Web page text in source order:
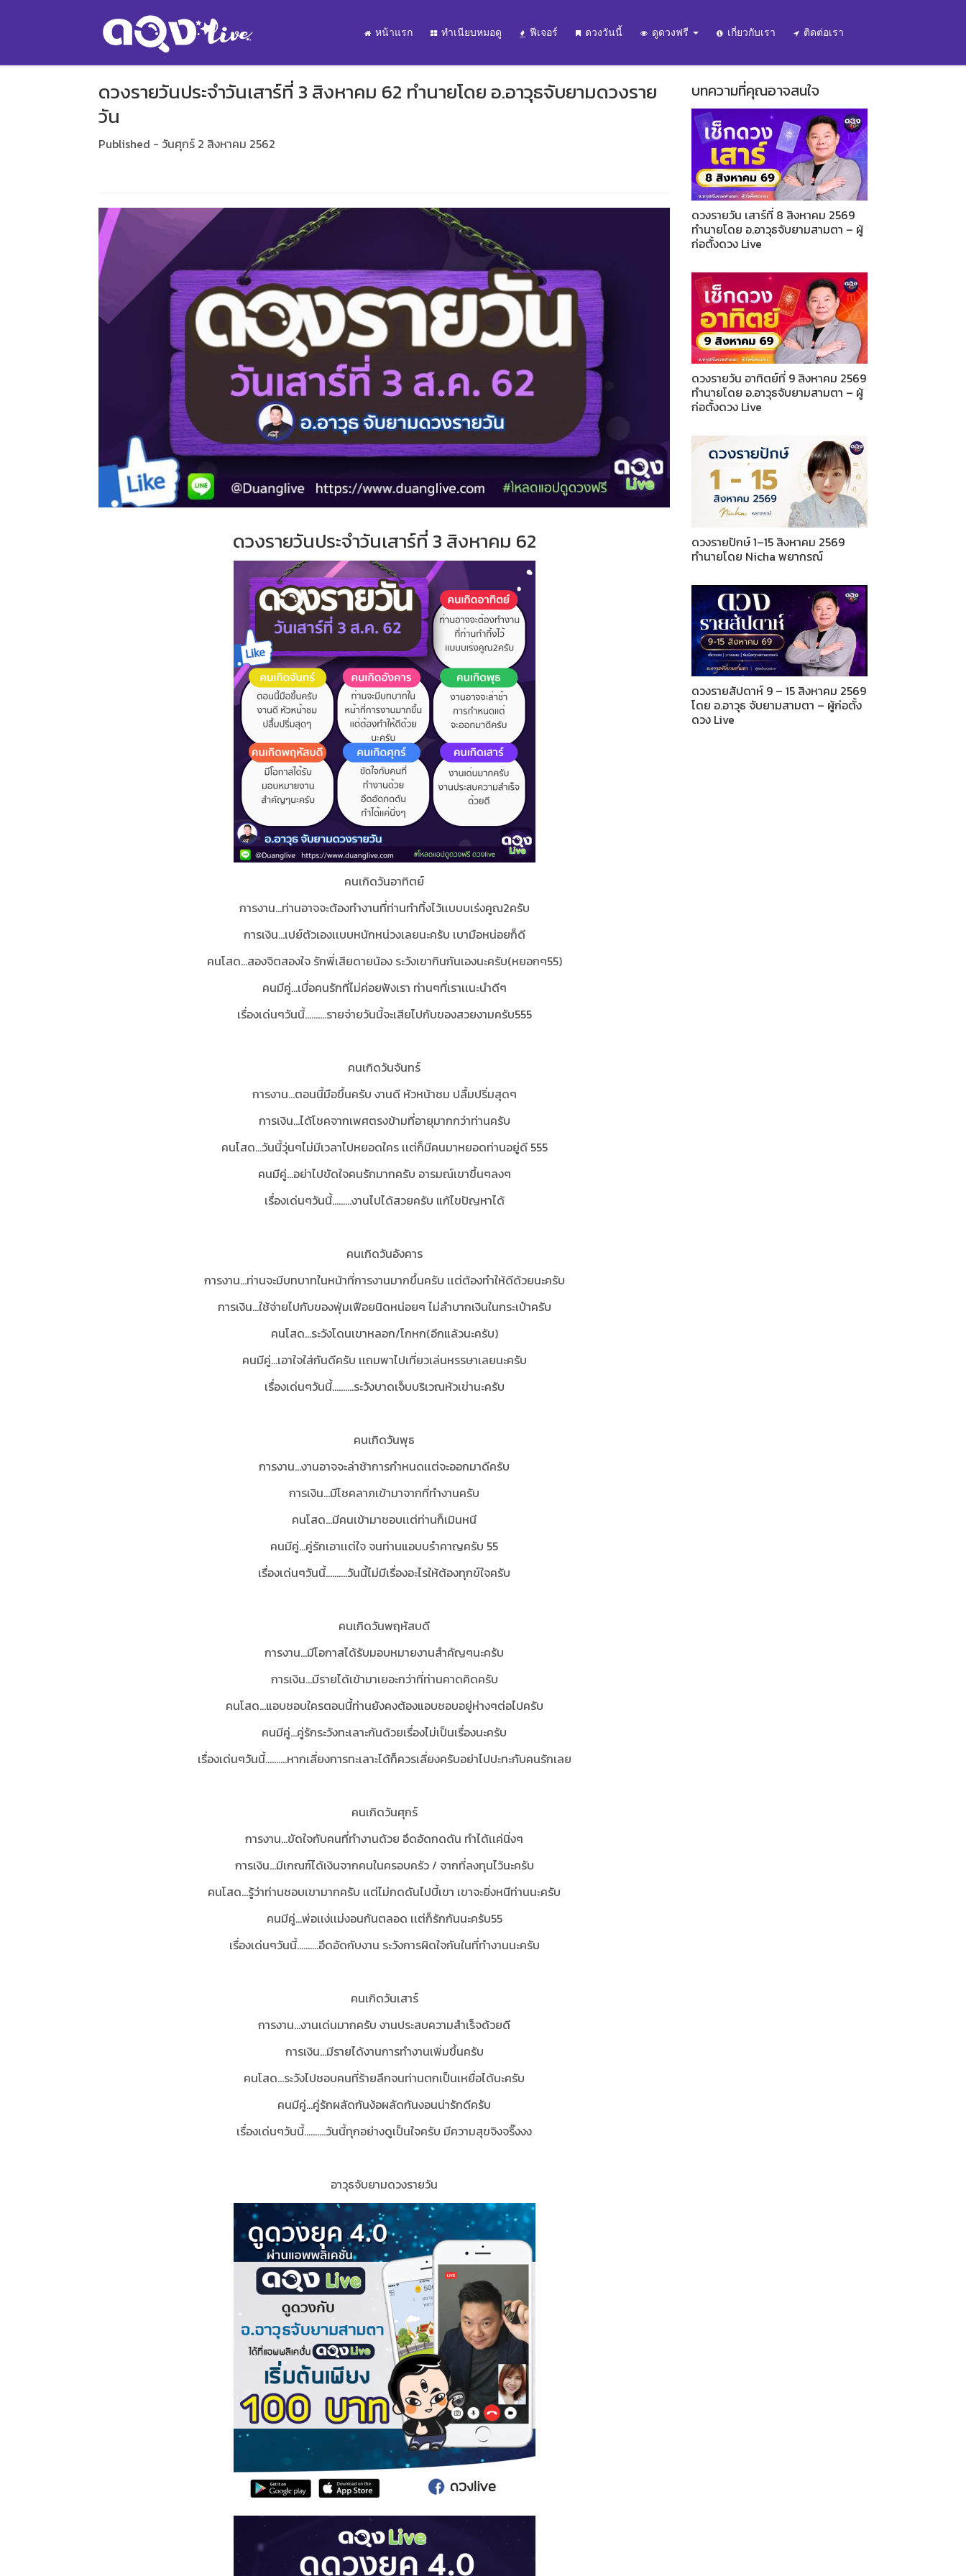
หน้าแรก ทำเนียบหมอดู ฟีเจอร์ ดวงวันนี้ ดูดวงฟรี เกี่ยวกับเรา ติดต่อเรา
ดวงรายวันประจำวันเสาร์ที่ 3 สิงหาคม 62 ทำนายโดย อ.อาวุธจับยามดวงราย
วัน
Published - วันศุกร์ 2 สิงหาคม 2562
ดวงรายวันประจำวันเสาร์ที่ 3 สิงหาคม 62
คนเกิดวันอาทิตย์
การงาน…ท่านอาจจะต้องทำงานที่ท่านทำทิ้งไว้เเบบบเร่งคูณ2ครับ
การเงิน...เปย์ตัวเองเเบบหนักหน่วงเลยนะครับ เบามือหน่อยก็ดี
คนโสด…สองจิตสองใจ รักพี่เสียดายน้อง ระวังเขากินกันเองนะครับ(หยอกๆ55)
คนมีคู่...เบื่อคนรักที่ไม่ค่อยฟังเรา ท่านๆที่เราเเนะนำดีๆ
เรื่องเด่นๆวันนี้..........รายจ่ายวันนี้จะเสียไปกับของสวยงามครับ555
คนเกิดวันจันทร์
การงาน...ตอนนี้มือขึ้นครับ งานดี หัวหน้าชม ปลื้มปริ่มสุดๆ
การเงิน...ได้โชคจากเพศตรงข้ามที่อายุมากกว่าท่านครับ
คนโสด…วันนี้วุ่นๆไม่มีเวลาไปหยอดใคร เเต่ก็มีคนมาหยอดท่านอยู่ดี 555
คนมีคู่...อย่าไปขัดใจคนรักมากครับ อารมณ์เขาขึ้นๆลงๆ
เรื่องเด่นๆวันนี้.........งานไปได้สวยครับ แก้ไขปัญหาได้
คนเกิดวันอังคาร
การงาน…ท่านจะมีบทบาทในหน้าที่การงานมากขึ้นครับ เเต่ต้องทำให้ดีด้วยนะครับ
การเงิน...ใช้จ่ายไปกับของฟุ่มเฟือยนิดหน่อยๆ ไม่ลำบากเงินในกระเป๋าครับ
คนโสด...ระวังโดนเขาหลอก/โกหก(อีกแล้วนะครับ)
คนมีคู่...เอาใจใส่กันดีครับ เเถมพาไปเที่ยวเล่นหรรษาเลยนะครับ
เรื่องเด่นๆวันนี้..........ระวังบาดเจ็บบริเวณหัวเข่านะครับ
คนเกิดวันพุธ
การงาน…งานอาจจะล่าช้าการกำหนดเเต่จะออกมาดีครับ
การเงิน...มีโชคลาภเข้ามาจากที่ทำงานครับ
คนโสด…มีคนเข้ามาชอบเเต่ท่านก็เมินหนี
คนมีคู่…คู่รักเอาเเต่ใจ จนท่านแอบบรำคาญครับ 55
เรื่องเด่นๆวันนี้..........วันนี้ไม่มีเรื่องอะไรให้ต้องทุกข์ใจครับ
คนเกิดวันพฤหัสบดี
การงาน…มีโอกาสได้รับมอบหมายงานสำคัญๆนะครับ
การเงิน…มีรายได้เข้ามาเยอะกว่าที่ท่านคาดคิดครับ
คนโสด…แอบชอบใครตอนนี้ท่านยังคงต้องแอบชอบอยู่ห่างๆต่อไปครับ
คนมีคู่...คู่รักระวังทะเลาะกันด้วยเรื่องไม่เป็นเรื่องนะครับ
เรื่องเด่นๆวันนี้..........หากเลี่ยงการทะเลาะได้ก็ควรเลี่ยงครับอย่าไปปะทะกับคนรักเลย
คนเกิดวันศุกร์
การงาน…ขัดใจกับคนที่ทำงานด้วย อึดอัดกดดัน ทำได้เเค่นิ่งๆ
การเงิน…มีเกณฑ์ได้เงินจากคนในครอบครัว / จากที่ลงทุนไว้นะครับ
คนโสด…รู้ว่าท่านชอบเขามากครับ เเต่ไม่กดดันไปบี้เขา เขาจะยิ่งหนีท่านนะครับ
คนมีคู่…พ่อเเง่เเม่งอนกันตลอด เเต่ก็รักกันนะครับ55
เรื่องเด่นๆวันนี้..........อึดอัดกับงาน ระวังการผิดใจกันในที่ทำงานนะครับ
คนเกิดวันเสาร์
การงาน...งานเด่นมากครับ งานประสบความสำเร็จด้วยดี
การเงิน…มีรายได้งานการทำงานเพิ่มขึ้นครับ
คนโสด…ระวังไปชอบคนที่ร้ายลึกจนท่านตกเป็นเหยื่อได้นะครับ
คนมีคู่...คู่รักผลัดกันง้อผลัดกันงอนน่ารักดีครับ
เรื่องเด่นๆวันนี้..........วันนี้ทุกอย่างดูเป็นใจครับ มีความสุขจิงจริ๊งงง
อาวุธจับยามดวงรายวัน
บทความที่คุณอาจสนใจ
ดวงรายวัน เสาร์ที่ 8 สิงหาคม 2569
ทำนายโดย อ.อาวุธจับยามสามตา – ผู้
ก่อตั้งดวง Live
ดวงรายวัน อาทิตย์ที่ 9 สิงหาคม 2569
ทำนายโดย อ.อาวุธจับยามสามตา – ผู้
ก่อตั้งดวง Live
ดวงรายปักษ์ 1–15 สิงหาคม 2569
ทำนายโดย Nicha พยากรณ์
ดวงรายสัปดาห์ 9 – 15 สิงหาคม 2569
โดย อ.อาวุธ จับยามสามตา – ผู้ก่อตั้ง
ดวง Live